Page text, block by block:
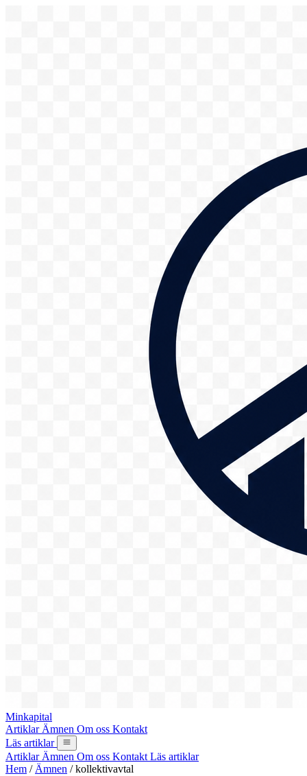
Minkapital
Artiklar Ämnen Om oss Kontakt
Läs artiklar
Artiklar Ämnen Om oss Kontakt Läs artiklar
Hem / Ämnen / kollektivavtal